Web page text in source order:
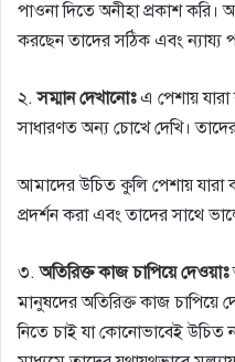
পাওনা দিতে অনীহা প্রকাশ
করছেন তাদের সঠিক এবং ন্যায্য
২.সম্মান দেখানোঃএ পেশায়
সাধারণত অন্য চোখে দেখি।
আমাদের উচিত কুলি পেশায় যারা
প্রদর্শন করা এবং তাদের সাথে
৩.অতিরিক্ত কাজ চাপিয়ে দেওয়াঃ
মানুষদের অতিরিক্ত কাজ চাপিয়ে
নিতে চাই যা কোনোভাবেই উচিত